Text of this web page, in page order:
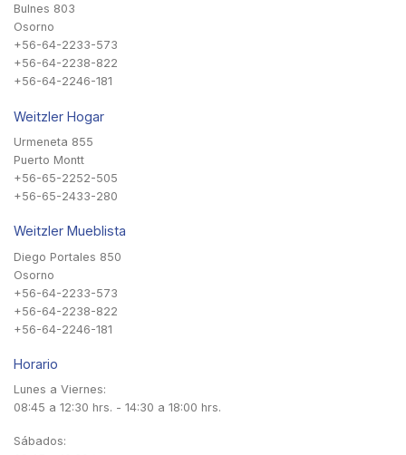
Bulnes 803
Osorno
+56-64-2233-573
+56-64-2238-822
+56-64-2246-181
Weitzler Hogar
Urmeneta 855
Puerto Montt
+56-65-2252-505
+56-65-2433-280
Weitzler Mueblista
Diego Portales 850
Osorno
+56-64-2233-573
+56-64-2238-822
+56-64-2246-181
Horario
Lunes a Viernes:
08:45 a 12:30 hrs. - 14:30 a 18:00 hrs.
Sábados: